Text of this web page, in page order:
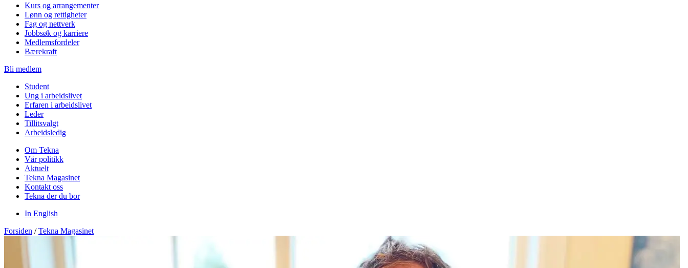
Kurs og arrangementer
Lønn og rettigheter
Fag og nettverk
Jobbsøk og karriere
Medlemsfordeler
Bærekraft
Bli medlem
Student
Ung i arbeidslivet
Erfaren i arbeidslivet
Leder
Tillitsvalgt
Arbeidsledig
Om Tekna
Vår politikk
Aktuelt
Tekna Magasinet
Kontakt oss
Tekna der du bor
In English
Forsiden / Tekna Magasinet